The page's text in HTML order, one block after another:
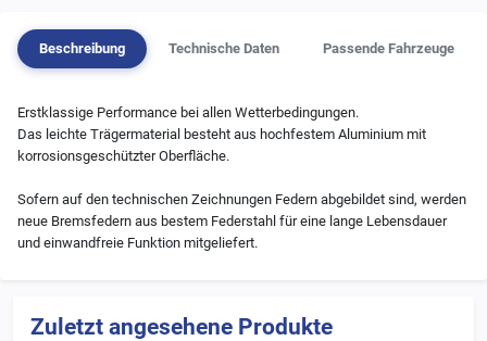
Beschreibung Technische Daten Passende Fahrzeuge
Erstklassige Performance bei allen Wetterbedingungen.
Das leichte Trägermaterial besteht aus hochfestem Aluminium mit
korrosionsgeschützter Oberfläche.
Sofern auf den technischen Zeichnungen Federn abgebildet sind, werden
neue Bremsfedern aus bestem Federstahl für eine lange Lebensdauer
und einwandfreie Funktion mitgeliefert.
Zuletzt angesehene Produkte